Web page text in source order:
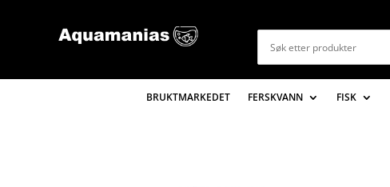
BRUKTMARKEDET FERSKVANN FISK